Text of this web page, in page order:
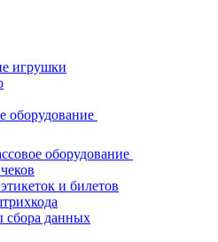
игрушки
оборудование
оборудование
и билетов
сбора данных